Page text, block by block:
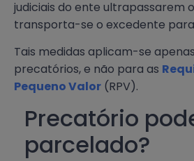
judiciais do ente ultrapassarem
transporta-se o excedente
Tais medidas aplicam-se
precatórios, e não para as
Pequeno Valor (RPV).
Precatório
parcelado?